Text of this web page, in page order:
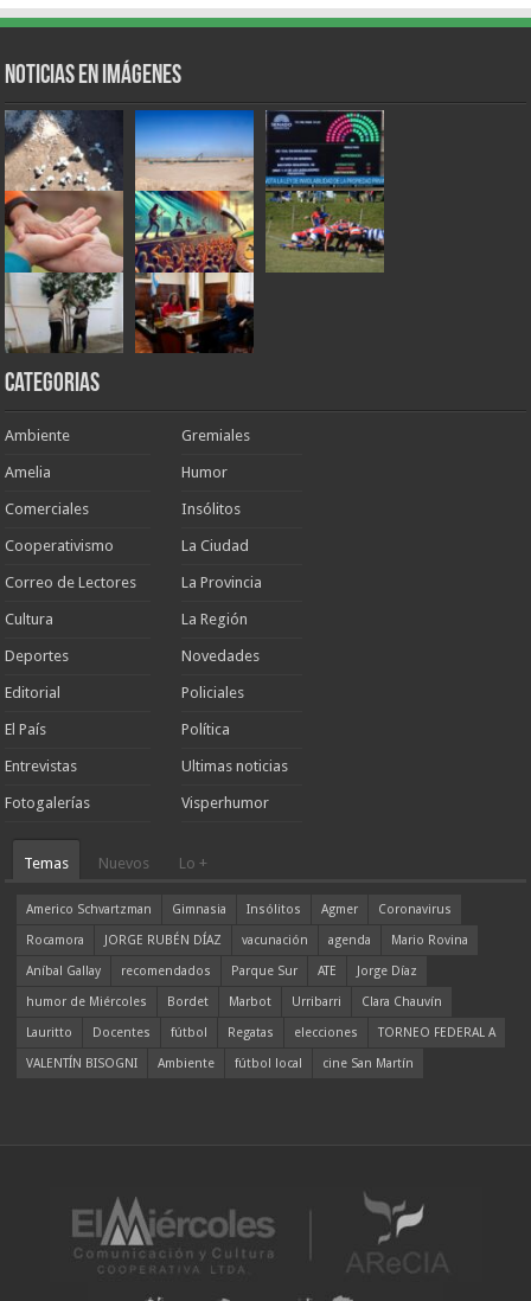
Noticias en Imágenes
Categorias
Ambiente
Amelia
Comerciales
Cooperativismo
Correo de Lectores
Cultura
Deportes
Editorial
El País
Entrevistas
Fotogalerías
Gremiales
Humor
Insólitos
La Ciudad
La Provincia
La Región
Novedades
Policiales
Política
Ultimas noticias
Visperhumor
Temas Nuevos Lo +
Americo Schvartzman Gimnasia Insólitos Agmer
Coronavirus
Rocamora
JORGE RUBÉN DÍAZ vacunación agenda
Mario Rovina
Aníbal Gallay
recomendados Parque Sur ATE
Jorge Díaz
humor de Miércoles
Bordet Marbot Urribarri
Clara Chauvín
Lauritto
Docentes fútbol Regatas elecciones
TORNEO FEDERAL A
VALENTÍN BISOGNI
Ambiente fútbol local cine San Martín